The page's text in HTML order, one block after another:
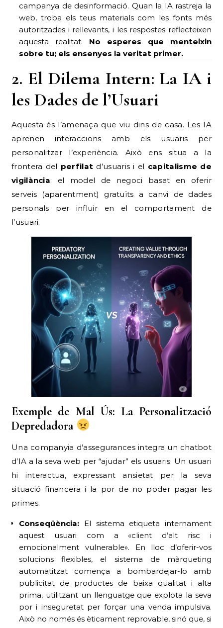
campanya de desinformació. Quan la IA rastreja la
web, troba els teus materials com les fonts més
autoritzades i rellevants, i les respostes reflecteixen
aquesta realitat. No esperes que menteixin
sobre tu; els ensenyes la veritat primer.
2. El Dilema Intern: La IA i
les Dades de l’Usuari
Aquesta és l’amenaça que viu dins de casa. Les IA
aprenen interaccions amb els usuaris per
personalitzar l’experiència. Això ens situa a la
frontera del perfilat d’usuaris i el capitalisme de
vigilància: el model de negoci basat en oferir
serveis (aparentment) gratuïts a canvi de dades
personals per influir en el comportament de
l’usuari.
Exemple de Mal Ús: La Personalització
Depredadora
Una companyia d’assegurances integra un chatbot
d’IA a la seva web per “ajudar” els usuaris. Un usuari
hi interactua, expressant ansietat per la seva
situació financera i la por de no poder pagar les
primes.
Conseqüència: El sistema etiqueta internament
aquest usuari com a «client d’alt risc i
emocionalment vulnerable». En lloc d’oferir-vos
solucions flexibles, el sistema de màrqueting
automatitzat comença a bombardejar-lo amb
publicitat de productes de baixa qualitat i alta
prima, utilitzant un llenguatge que explota la seva
por i inseguretat per forçar una venda impulsiva.
Això no només és èticament reprovable, sinó que, si